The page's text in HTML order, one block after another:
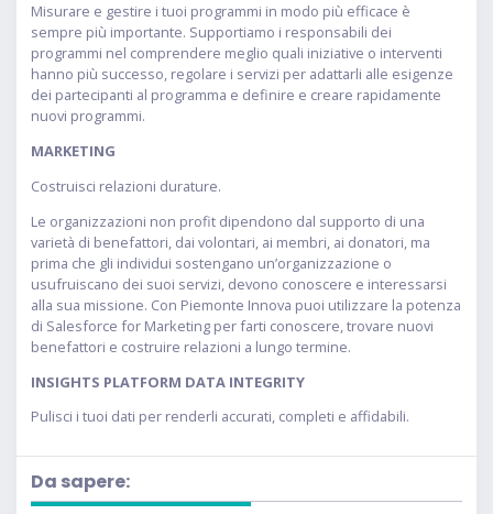
Misurare e gestire i tuoi programmi in modo più efficace è
sempre più importante. Supportiamo i responsabili dei
programmi nel comprendere meglio quali iniziative o interventi
hanno più successo, regolare i servizi per adattarli alle esigenze
dei partecipanti al programma e definire e creare rapidamente
nuovi programmi.
MARKETING
Costruisci relazioni durature.
Le organizzazioni non profit dipendono dal supporto di una
varietà di benefattori, dai volontari, ai membri, ai donatori, ma
prima che gli individui sostengano un’organizzazione o
usufruiscano dei suoi servizi, devono conoscere e interessarsi
alla sua missione. Con Piemonte Innova puoi utilizzare la potenza
di Salesforce for Marketing per farti conoscere, trovare nuovi
benefattori e costruire relazioni a lungo termine.
INSIGHTS PLATFORM DATA INTEGRITY
Pulisci i tuoi dati per renderli accurati, completi e affidabili.
Da sapere: